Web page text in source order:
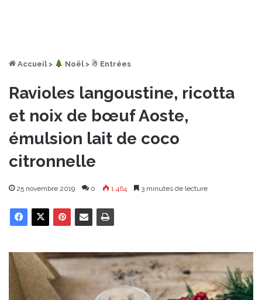
Accueil > ︎ Noël > ☃ Entrées
Ravioles langoustine, ricotta
et noix de bœuf Aoste,
émulsion lait de coco
citronnelle
25 novembre 2019 0 1 464 3 minutes de lecture